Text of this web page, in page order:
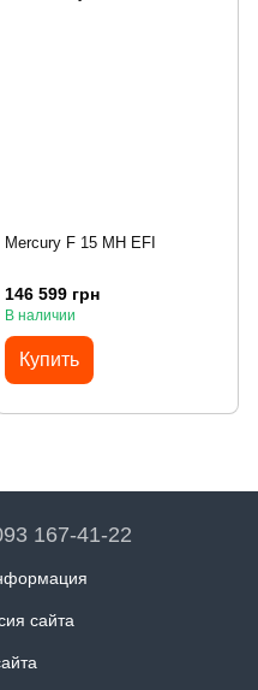
Mercury F 15 MH EFI
146 599 грн
В наличии
Купить
167-41-22
сайта